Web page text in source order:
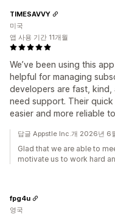
We’ve been using this
helpful for managing
developers are fast,
need support. Their
easier and more reliable
TIMESAVVY
미국
앱 사용 기간 11개월
답글 Appstle Inc.개 2026년 6
Glad that we are able to
motivate us to work hard
fpg4u
영국